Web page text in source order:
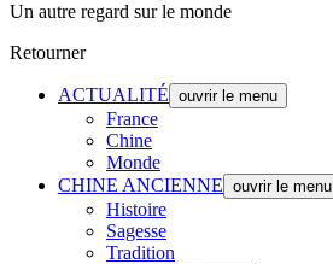
Un autre regard sur le monde
Retourner
ACTUALITÉ ouvrir le menu
France
Chine
Monde
CHINE ANCIENNE ouvrir le menu
Histoire
Sagesse
Tradition